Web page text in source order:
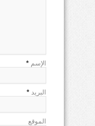
الإسم *
البريد *
الموقع